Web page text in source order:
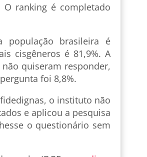
O ranking é completado
população brasileira é
cisgêneros é 81,9%. A
quiseram responder,
foi 8,8%.
o instituto não
e aplicou a pesquisa
o questionário sem